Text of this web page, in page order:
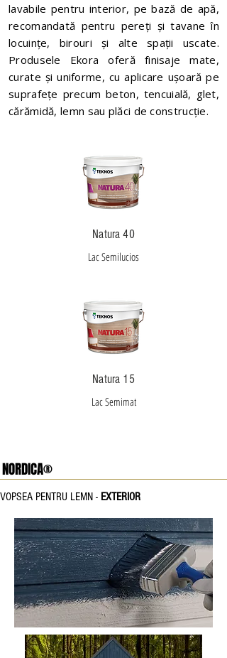
lavabile pentru interior, pe bază de apă,
recomandată pentru pereți și tavane în
locuințe, birouri și alte spații uscate.
Produsele Ekora oferă finisaje mate,
curate și uniforme, cu aplicare ușoară pe
suprafețe precum beton, tencuială, glet,
cărămidă, lemn sau plăci de construcție.
Natura 40
Lac Semilucios
Natura 15
Lac Semimat
NORDICA®
VOPSEA PENTRU LEMN - EXTERIOR